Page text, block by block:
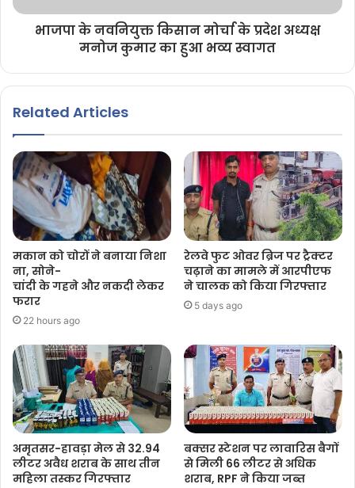
भाजपा के नवनियुक्त किसान मोर्चा के प्रदेश अध्यक्ष
मनोज कुमार का हुआ भव्य स्वागत
Related Articles
मकान को चोरों ने बनाया निशा
ना, सोने-
चांदी के गहने और नकदी लेकर
फरार
22 hours ago
रेलवे फुट ओवर ब्रिज पर ट्रैक्टर
चढ़ाने का मामले में आरपीएफ
ने चालक को किया गिरफ्तार
5 days ago
अमृतसर-हावड़ा मेल से 32.94
लीटर अवैध शराब के साथ तीन
महिला तस्कर गिरफ्तार
बक्सर स्टेशन पर लावारिस बैगों
से मिली 66 लीटर से अधिक
शराब, RPF ने किया जब्त